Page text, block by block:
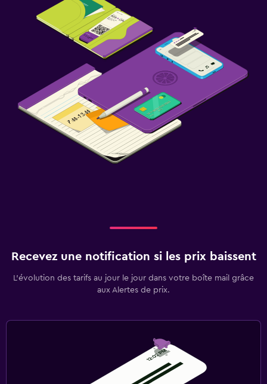
Recevez une notification si les prix baissent
L’évolution des tarifs au jour le jour dans votre boîte mail grâce
aux Alertes de prix.